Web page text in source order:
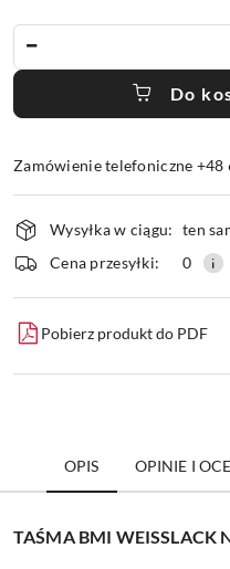
Do
Zamówienie telefoniczne +48
Dostępność
i
dostawa
Wysyłka w ciągu: ten
Cena przesyłki:
0
Pobierz produkt do PDF
OPIS OPINIE I
TAŚMA BMI WEISSLACK